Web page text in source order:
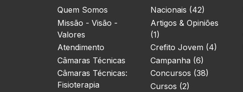
Quem Somos
Missão - Visão -
Valores
Atendimento
Câmaras Técnicas
Câmaras Técnicas:
Fisioterapia
Nacionais (42)
Artigos & Opiniões
(1)
Crefito Jovem (4)
Campanha (6)
Concursos (38)
Cursos (2)